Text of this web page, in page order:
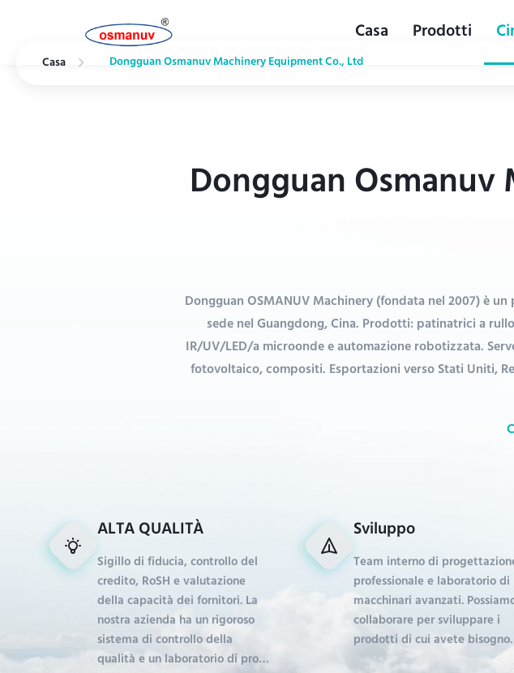
Casa Prodotti
Casa Dongguan Osmanuv Machinery Equipment Co., Ltd
Dongguan
Dongguan OSMANUV Machinery (fondata nel 2007) è
sede nel Guangdong, Cina. Prodotti: patinatrici a
IR/UV/LED/a microonde e automazione robotizzata.
fotovoltaico, compositi. Esportazioni verso Stati Uniti,
ALTA QUALITÀ
Sigillo di fiducia, controllo del
credito, RoSH e valutazione
della capacità dei fornitori. La
nostra azienda ha un rigoroso
sistema di controllo della
qualità e un laboratorio di prova
Sviluppo
Team interno di
professionale e laboratorio di
macchinari avanzati.
collaborare per sviluppare i
prodotti di cui avete bisogno.